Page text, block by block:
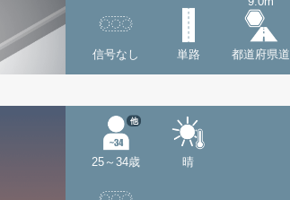
信号なし 単路 都道府県道
25～34歳
他
晴